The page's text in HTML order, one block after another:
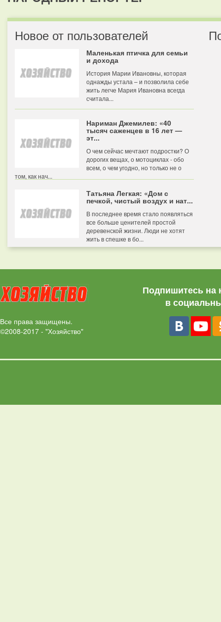
Новое от пользователей
Маленькая птичка для семьи
и дохода
История Марии Ивановны, которая
однажды устала – и позволила себе
жить легче Мария Ивановна всегда
считала...
Нариман Джемилев: «40
тысяч саженцев в 16 лет —
эт...
О чем сейчас мечтают подростки? О
дорогих вещах, о мотоциклах - обо
всем, о чем угодно, но только не о
том, как нач...
Татьяна Легкая: «Дом с
печкой, чистый воздух и нат...
В последнее время стало появляться
все больше ценителей простой
деревенской жизни. Люди не хотят
жить в спешке в бо...
Все права защищены.
©2008-2017 - "Хозяйство"
Подпишитесь на
в